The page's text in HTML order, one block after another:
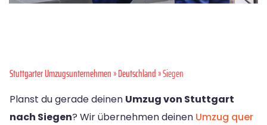
Stuttgarter Umzugsunternehmen»Deutschland» Siegen
Planst du gerade deinen Umzug von Stuttgart
nach Siegen? Wir übernehmen deinen Umzug quer